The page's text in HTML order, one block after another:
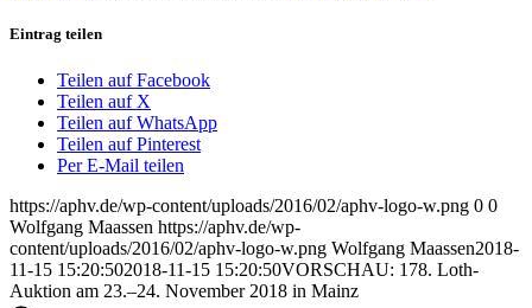
Eintrag teilen
Teilen auf Facebook
Teilen auf X
Teilen auf WhatsApp
Teilen auf Pinterest
Per E-Mail teilen
https://aphv.de/wp-content/uploads/2016/02/aphv-logo-w.png 0 0
Wolfgang Maassen https://aphv.de/wp-
content/uploads/2016/02/aphv-logo-w.png Wolfgang Maassen2018-
11-15 15:20:502018-11-15 15:20:50VORSCHAU: 178. Loth-
Auktion am 23.–24. November 2018 in Mainz